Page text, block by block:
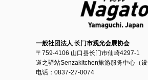
这项活动让参与者享受制作原创艺术品的乐趣，
和山脉中的贝壳和橡子装饰，并展示在漂流木上。
日期 第二和第四个星期日
更多信息和预订，请点击此处
https://nagatrip.nanavi.jp/plan/1345/
一般社团法人 长门市观光会展协会
〒759-4106 山口县长门市仙崎4297-1
道之驿站Senzakitchen旅游服务中心（设
电话：0837-27-0074